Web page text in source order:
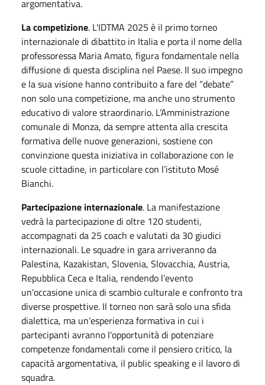
argomentativa.
La competizione. L'IDTMA 2025 è il primo torneo
internazionale di dibattito in Italia e porta il nome della
professoressa Maria Amato, figura fondamentale nella
diffusione di questa disciplina nel Paese. Il suo impegno
e la sua visione hanno contribuito a fare del “debate”
non solo una competizione, ma anche uno strumento
educativo di valore straordinario. L’Amministrazione
comunale di Monza, da sempre attenta alla crescita
formativa delle nuove generazioni, sostiene con
convinzione questa iniziativa in collaborazione con le
scuole cittadine, in particolare con l’istituto Mosé
Bianchi.
Partecipazione internazionale. La manifestazione
vedrà la partecipazione di oltre 120 studenti,
accompagnati da 25 coach e valutati da 30 giudici
internazionali. Le squadre in gara arriveranno da
Palestina, Kazakistan, Slovenia, Slovacchia, Austria,
Repubblica Ceca e Italia, rendendo l’evento
un'occasione unica di scambio culturale e confronto tra
diverse prospettive. Il torneo non sarà solo una sfida
dialettica, ma un’esperienza formativa in cui i
partecipanti avranno l'opportunità di potenziare
competenze fondamentali come il pensiero critico, la
capacità argomentativa, il public speaking e il lavoro di
squadra.